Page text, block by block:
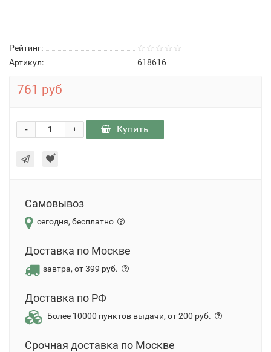
Рейтинг:
Артикул:
618616
761 руб
+
- Купить
Самовывоз
сегодня, бесплатно
Доставка по Москве
завтра, от 399 руб.
Доставка по РФ
Более 10000 пунктов выдачи, от 200 руб.
Срочная доставка по Москве